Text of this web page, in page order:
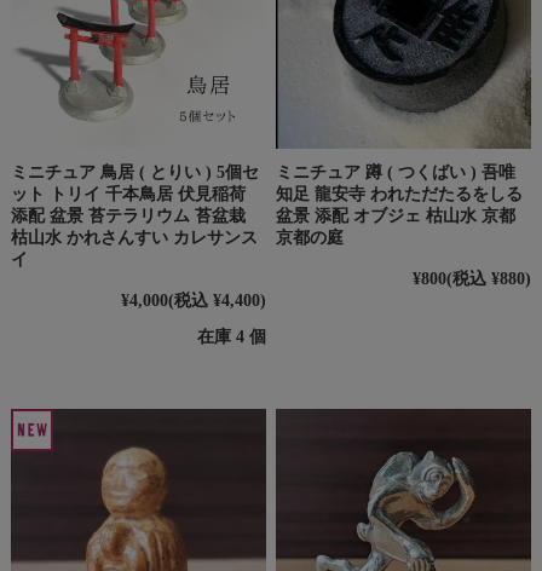
ミニチュア 鳥居 ( とりい ) 5個セ
ット トリイ 千本鳥居 伏見稲荷
添配 盆景 苔テラリウム 苔盆栽
枯山水 かれさんすい カレサンス
イ
¥4,000(税込 ¥4,400)
在庫 4 個
ミニチュア 蹲 ( つくばい ) 吾唯
知足 龍安寺 われただたるをしる
盆景 添配 オブジェ 枯山水 京都
京都の庭
¥800(税込 ¥880)